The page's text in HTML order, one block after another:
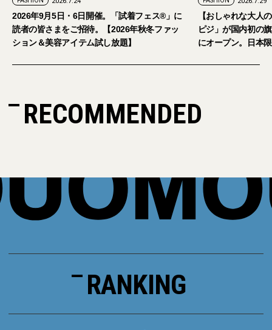
9月5日・6日開催。「試着フェス®︎」に
皆さまをご招待。【2026年秋冬ファッ
＆美容アイテム試し放題】
【おしゃれな大人のアイウ
ピジ」が国内初の旗艦店を
にオープン。日本限定サン
RECOMMENDED
RANKING